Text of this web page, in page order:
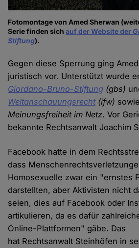
Fotomontage von Amed Sherwan
Serie finden sichauf der Website der G
Stiftung).
Gegen diese Sperrung ging
juristisch vor. Unterstützt wurde
Giordano-Bruno-Stiftung (gbs)
Weltanschauungsrecht (ifw)
Meinungsfreiheit im Netz. Vor
bekannte Rechtsanwalt Joachim
Facebook hatte in dem
dass
Homosexuelle zwar ein "ernstes
darstellten, aber Aktivisten nicht
seien, dies auf Facebook oder
artikulieren, da es dafür
Online-Plattformen" gäbe. Das
hat Rechtsanwalt Steinhöfen in